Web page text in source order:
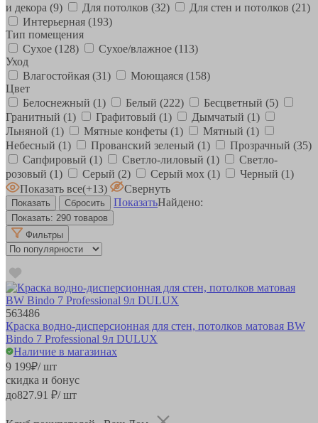
и декора (9) Для потолков (32) Для стен и потолков (21)
Интерьерная (193)
Тип помещения
Сухое (128) Сухое/влажное (113)
Уход
Влагостойкая (31) Моющаяся (158)
Цвет
Белоснежный (1) Белый (222) Бесцветный (5)
Гранитный (1) Графитовый (1) Дымчатый (1)
Льняной (1) Мятные конфеты (1) Мятный (1)
Небесный (1) Прованский зеленый (1) Прозрачный (35)
Сапфировый (1) Светло-лиловый (1)
Светло-
розовый (1) Серый (2) Серый мох (1) Черный (1)
Показать все(+13)
Свернуть
ПоказатьНайдено:
Показать: 290 товаров
Фильтры
563486
Краска водно-дисперсионная для стен, потолков матовая BW
Bindo 7 Professional 9л DULUX
Наличие в магазинах
9 199₽/ шт
скидка и бонус
до827.91 ₽/ шт